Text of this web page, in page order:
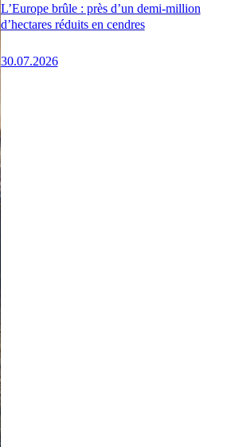
L’Europe brûle : près d’un demi-million
d’hectares réduits en cendres
30.07.2026